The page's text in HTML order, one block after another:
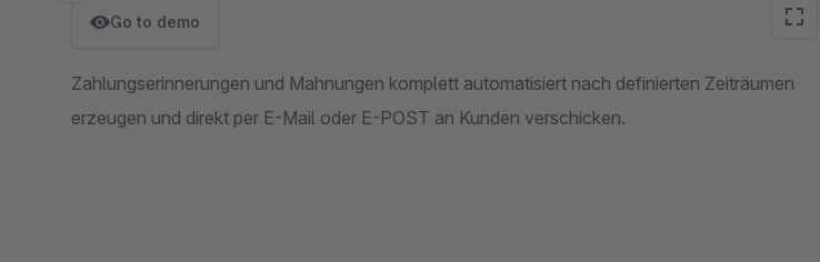
Go to demo
Zahlungserinnerungen und Mahnungen komplett automatisiert nach definierten Zeiträumen
erzeugen und direkt per E-Mail oder E-POST an Kunden verschicken.